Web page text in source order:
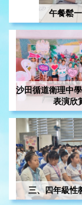
午餐鬆
沙田循道衛理中
表演欣
三、四年級性